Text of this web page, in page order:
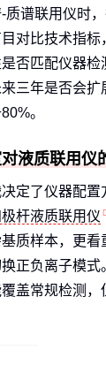
质谱联用仪时
对比技术指
否匹配仪器
三年是否会
。
液质联用仪
定了仪器配置
杆液质联用仪
质样本，更
正负离子模式
盖常规检测，
不是唯一标